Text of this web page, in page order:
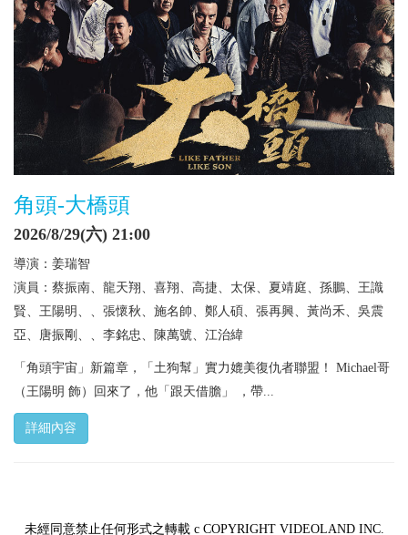
角頭-大橋頭
2026/8/29(六) 21:00
導演：姜瑞智
演員：蔡振南、龍天翔、喜翔、高捷、太保、夏靖庭、孫鵬、王識
賢、王陽明、、張懷秋、施名帥、鄭人碩、張再興、黃尚禾、吳震
亞、唐振剛、、李銘忠、陳萬號、江治緯
「角頭宇宙」新篇章，「土狗幫」實力媲美復仇者聯盟！ Michael哥
（王陽明 飾）回來了，他「跟天借膽」 ，帶...
詳細內容
未經同意禁止任何形式之轉載 c COPYRIGHT VIDEOLAND INC.